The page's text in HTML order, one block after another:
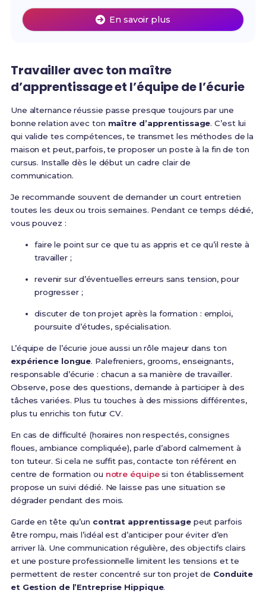
En savoir plus
Travailler avec ton maître
d’apprentissage et l’équipe de l’écurie
Une alternance réussie passe presque toujours par une
bonne relation avec ton maître d’apprentissage. C’est lui
qui valide tes compétences, te transmet les méthodes de la
maison et peut, parfois, te proposer un poste à la fin de ton
cursus. Installe dès le début un cadre clair de
communication.
Je recommande souvent de demander un court entretien
toutes les deux ou trois semaines. Pendant ce temps dédié,
vous pouvez :
faire le point sur ce que tu as appris et ce qu’il reste à
travailler ;
revenir sur d’éventuelles erreurs sans tension, pour
progresser ;
discuter de ton projet après la formation : emploi,
poursuite d’études, spécialisation.
L’équipe de l’écurie joue aussi un rôle majeur dans ton
expérience longue. Palefreniers, grooms, enseignants,
responsable d’écurie : chacun a sa manière de travailler.
Observe, pose des questions, demande à participer à des
tâches variées. Plus tu touches à des missions différentes,
plus tu enrichis ton futur CV.
En cas de difficulté (horaires non respectés, consignes
floues, ambiance compliquée), parle d’abord calmement à
ton tuteur. Si cela ne suffit pas, contacte ton référent en
centre de formation ou notre équipesi ton établissement
propose un suivi dédié. Ne laisse pas une situation se
dégrader pendant des mois.
Garde en tête qu’un contrat apprentissagepeut parfois
être rompu, mais l’idéal est d’anticiper pour éviter d’en
arriver là. Une communication régulière, des objectifs clairs
et une posture professionnelle limitent les tensions et te
permettent de rester concentré sur ton projet de Conduite
et Gestion de l’Entreprise Hippique.